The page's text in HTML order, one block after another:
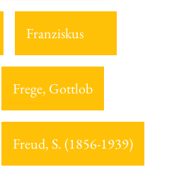
Franziskus
Frege, Gottlob
Freud, S. (1856-1939)